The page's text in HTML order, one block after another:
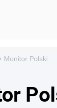
Monitor Polski